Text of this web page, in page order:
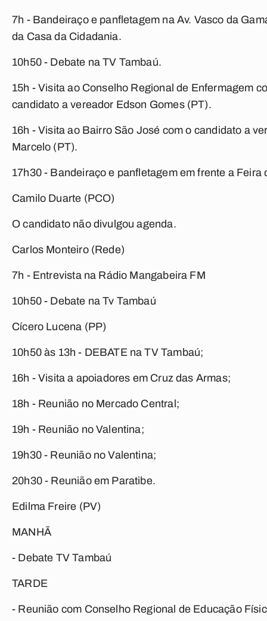
7h - Bandeiraço e panfletagem na Av. Vasco da
da Casa da Cidadania.
10h50 - Debate na TV Tambaú.
15h - Visita ao Conselho Regional de Enfermagem
candidato a vereador Edson Gomes (PT).
16h - Visita ao Bairro São José com o candidato a
Marcelo (PT).
17h30 - Bandeiraço e panfletagem em frente a Feira
Camilo Duarte (PCO)
O candidato não divulgou agenda.
Carlos Monteiro (Rede)
7h - Entrevista na Rádio Mangabeira FM
10h50 - Debate na Tv Tambaú
Cícero Lucena (PP)
10h50 às 13h - DEBATE na TV Tambaú;
16h - Visita a apoiadores em Cruz das Armas;
18h - Reunião no Mercado Central;
19h - Reunião no Valentina;
19h30 - Reunião no Valentina;
20h30 - Reunião em Paratibe.
Edilma Freire (PV)
MANHÃ
- Debate TV Tambaú
TARDE
- Reunião com Conselho Regional de Educação